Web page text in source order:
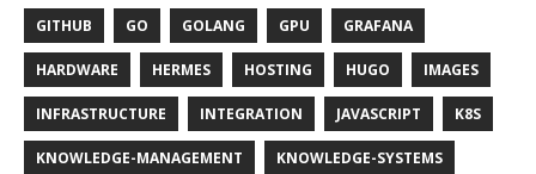
GITHUB GO GOLANG GPU GRAFANA
HARDWARE HERMES HOSTING HUGO IMAGES
INFRASTRUCTURE INTEGRATION JAVASCRIPT K8S
KNOWLEDGE-MANAGEMENT KNOWLEDGE-SYSTEMS